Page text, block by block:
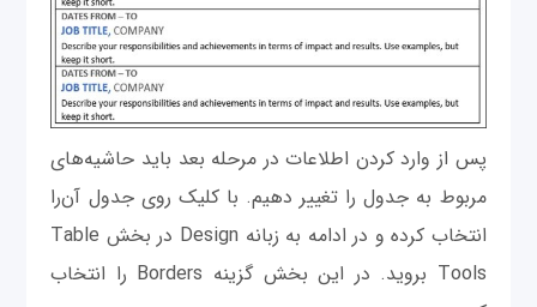
پس از وارد کردن اطلاعات در مرحله بعد باید حاشیه‌های
مربوط به جدول را تغییر دهیم. با کلیک روی جدول آن‌را
انتخاب کرده و در ادامه به زبانه Design در بخش Table
Tools بروید. در این بخش گزینه Borders را انتخاب